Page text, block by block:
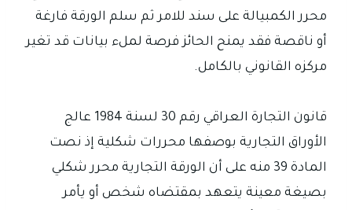
محرر الكمبيالة على سند للامر ثم سلم الورقة فارغة
أو ناقصة فقد يمنح الحائز فرصة لملء بيانات قد تغير
مركزه القانوني بالكامل.
قانون التجارة العراقي رقم 30 لسنة 1984 عالج
الأوراق التجارية بوصفها محررات شكلية إذ نصت
المادة 39 منه على أن الورقة التجارية محرر شكلي
بصيغة معينة يتعهد بمقتضاه شخص أو يأمر